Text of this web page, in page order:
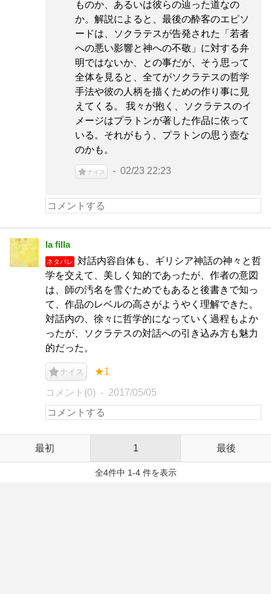
ものか、あるいは彼らの辿った道なの
か。解説によると、最後の酔客のエピソ
ードは、ソクラテスが告発された「若者
への悪い影響と神への不敬」に対する弁
明ではないか、との事だが、そう思って
全体を見ると、全てがソクラテスの哲学
手法や彼の人柄を描くための作り事に見
えてくる。 我々が抱く、ソクラテスのイ
メージはプラトンが著した作品に依って
いる。それがもう、プラトンの思う壺な
のかも。
ナイス 02/23 22:23
la filla
ネタバレ
対話内容自体も、ギリシア神話の神々と哲
学を交えて、美しく知的であったが、作者の意図
は、師の汚名を雪ぐためでもあると後書きで知っ
て、作品のレベルの高さがようやく理解できた。
対話内の、徐々に哲学的になっていく過程もよか
ったが、ソクラテスの対話への引き込み方も魅力
的だった。
ナイス ★1
コメント(0) 2017/05/05
最初 1 最後
全4件中 1-4 件を表示